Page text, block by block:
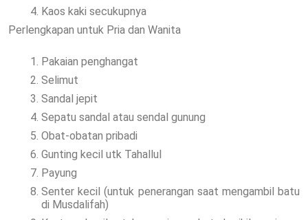
Kaos kaki secukupnya
Perlengkapan untuk Pria dan Wanita
Pakaian penghangat
Selimut
Sandal jepit
Sepatu sandal atau sendal gunung
Obat-obatan pribadi
Gunting kecil utk Tahallul
Payung
Senter kecil (untuk penerangan saat mengambil batu
di Musdalifah)